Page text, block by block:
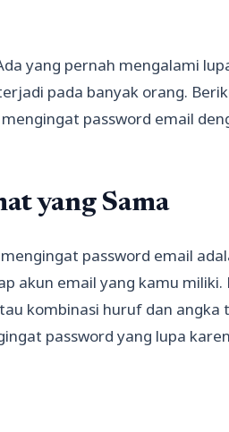
yang pernah mengalami
pada banyak orang.
password email
yang Sama
password email
akun email yang kamu miliki.
kombinasi huruf dan angka
password yang lupa